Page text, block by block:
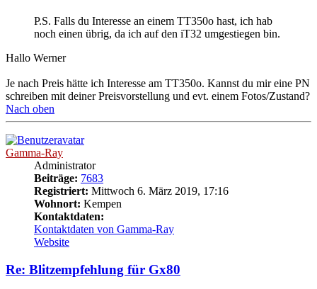
P.S. Falls du Interesse an einem TT350o hast, ich hab
noch einen übrig, da ich auf den iT32 umgestiegen bin.
Hallo Werner
Je nach Preis hätte ich Interesse am TT350o. Kannst du mir eine PN
schreiben mit deiner Preisvorstellung und evt. einem Fotos/Zustand?
Nach oben
Gamma-Ray
Administrator
Beiträge: 7683
Registriert: Mittwoch 6. März 2019, 17:16
Wohnort: Kempen
Kontaktdaten:
Kontaktdaten von Gamma-Ray
Website
Re: Blitzempfehlung für Gx80